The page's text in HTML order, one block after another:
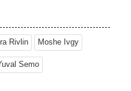
la lascia e torna a vivere
Rivlin Moshe Ivgy
Semo